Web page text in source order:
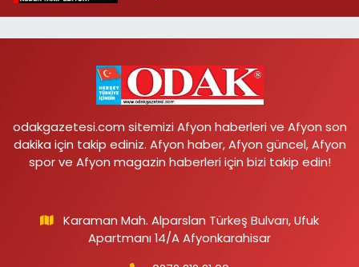
odakgazetesi.com sitemizi Afyon haberleri ve Afyon son
dakika için takip ediniz. Afyon haber, Afyon güncel, Afyon
spor ve Afyon magazin haberleri için bizi takip edin!
Karaman Mah. Alparslan Türkeş Bulvarı, Ufuk
Apartmanı 14/A Afyonkarahisar